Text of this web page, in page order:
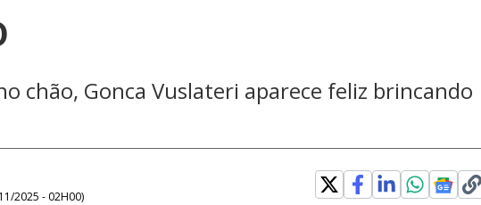
chão, Gonca Vuslateri aparece feliz brincando
2025 - 02H00)